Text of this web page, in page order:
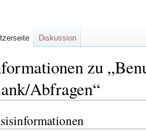
zu
Abfragen“
Diskussion